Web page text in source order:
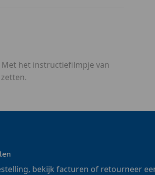
het instructiefilmpje van
bekijk facturen of retourneer